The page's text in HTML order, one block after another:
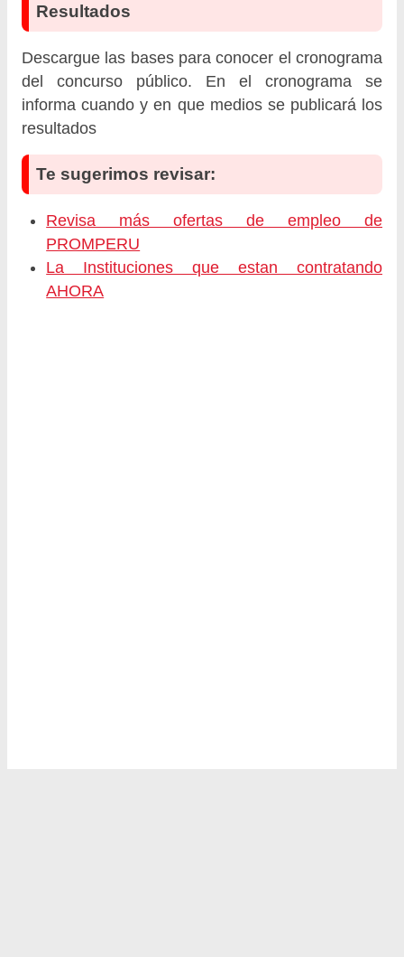
Resultados
Descargue las bases para conocer el cronograma
del concurso público. En el cronograma se
informa cuando y en que medios se publicará los
resultados
Te sugerimos revisar:
Revisa más ofertas de empleo de
PROMPERU
La Instituciones que estan contratando
AHORA